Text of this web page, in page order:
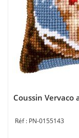
Coussin
PN-0155143